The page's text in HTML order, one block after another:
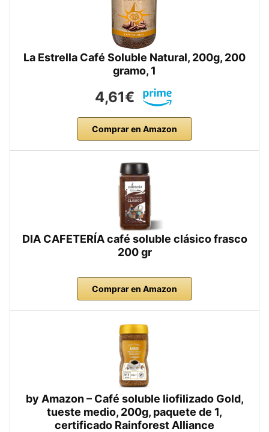
La Estrella Café Soluble Natural, 200g, 200
gramo, 1
4,61€
Comprar en Amazon
DIA CAFETERÍA café soluble clásico frasco
200 gr
Comprar en Amazon
by Amazon – Café soluble liofilizado Gold,
tueste medio, 200g, paquete de 1,
certificado Rainforest Alliance